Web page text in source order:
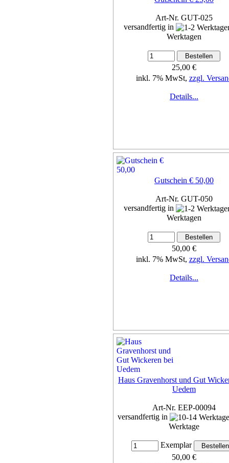
Art-Nr. GUT-025
versandfertig in
Werktagen
25,00 €
inkl. 7% MwSt, zzgl.
Details...
Gutschein € 50,00
Art-Nr. GUT-050
versandfertig in
Werktagen
50,00 €
inkl. 7% MwSt, zzgl.
Details...
Haus Gravenhorst und Gut
Uedem
Art-Nr. EEP-00094
versandfertig in
Werktage
Exemplar
50,00 €